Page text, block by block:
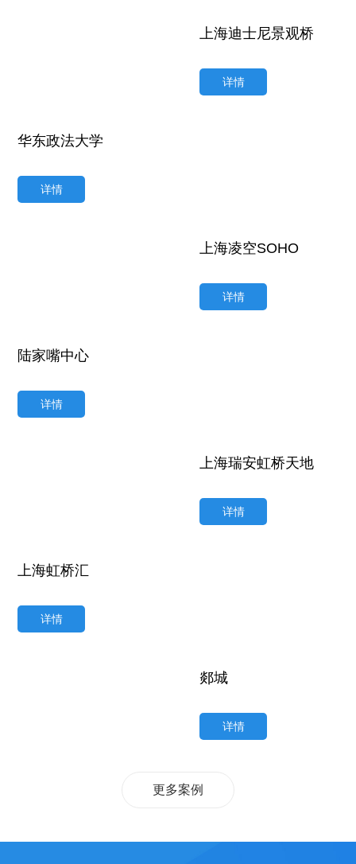
上海迪士尼景观桥
详情
华东政法大学
详情
上海凌空SOHO
详情
陆家嘴中心
详情
上海瑞安虹桥天地
详情
上海虹桥汇
详情
郯城
详情
更多案例